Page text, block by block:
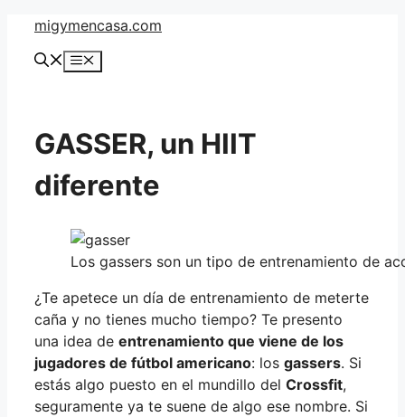
Saltar
contenido
migymencasa.com
Menú
GASSER, un HIIT
diferente
Los gassers son un tipo de entrenamiento de
¿Te apetece un día de entrenamiento de meterte
caña y no tienes mucho tiempo? Te presento
una idea de entrenamiento que viene de los
jugadores de fútbol americano: los gassers. Si
estás algo puesto en el mundillo del Crossfit,
seguramente ya te suene de algo ese nombre. Si